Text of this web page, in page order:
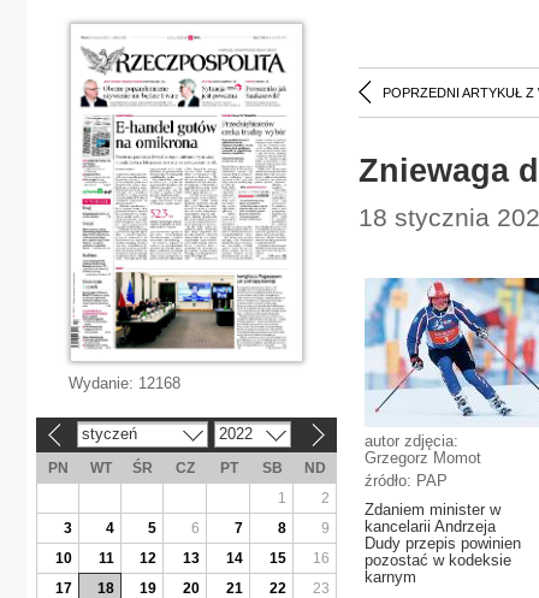
POPRZEDNI ARTYKUŁ Z
Zniewaga
18 stycznia
autor zdjęcia:
Grzegorz Momot
źródło: PAP
Zdaniem minister w
kancelarii Andrzeja
Dudy przepis powinien
pozostać w kodeksie
karnym
Wydanie: 12168
styczeń 2022
PN WT ŚR CZ PT SB
ND
1
2
3
4 5 6 7 8
9
10
11 12 13 14 15
16
17
18 19 20 21 22
23